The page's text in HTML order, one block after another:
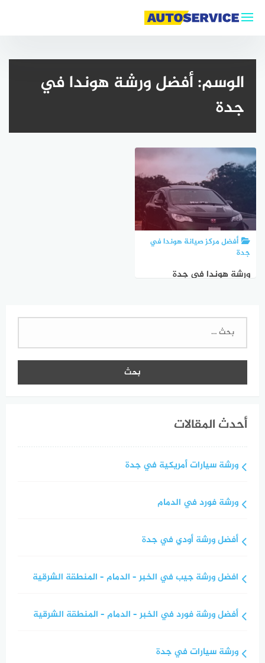
إلى
الوسم:أفضل ورشة هوندا في
جدة
أفضل مركز صيانة هوندا في
جدة
ورشة هوندا في جدة
أحدث المقالات
ورشة سيارات أمريكية في جدة
ورشة فورد في الدمام
أفضل ورشة أودي في جدة
افضل ورشة جيب في الخبر – الدمام – المنطقة الشرقية
أفضل ورشة فورد في الخبر – الدمام – المنطقة الشرقية
ورشة سيارات في جدة